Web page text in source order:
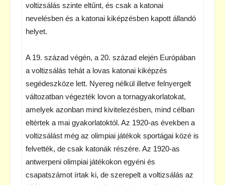
voltizsálás szinte eltűnt, és csak a katonai
nevelésben és a katonai kiképzésben kapott állandó
helyet.
A 19. század végén, a 20. század elején Európában
a voltizsálás tehát a lovas katonai kiképzés
segédeszköze lett. Nyereg nélkül illetve felnyergelt
változatban végezték lovon a tornagyakorlatokat,
amelyek azonban mind kivitelezésben, mind célban
eltértek a mai gyakorlatoktól. Az 1920-as években a
voltizsálást még az olimpiai játékok sportágai közé is
felvették, de csak katonák részére. Az 1920-as
antwerpeni olimpiai játékokon egyéni és
csapatszámot írtak ki, de szerepelt a voltizsálás az